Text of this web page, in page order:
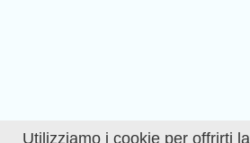
Utilizziamo i cookie per offrirti